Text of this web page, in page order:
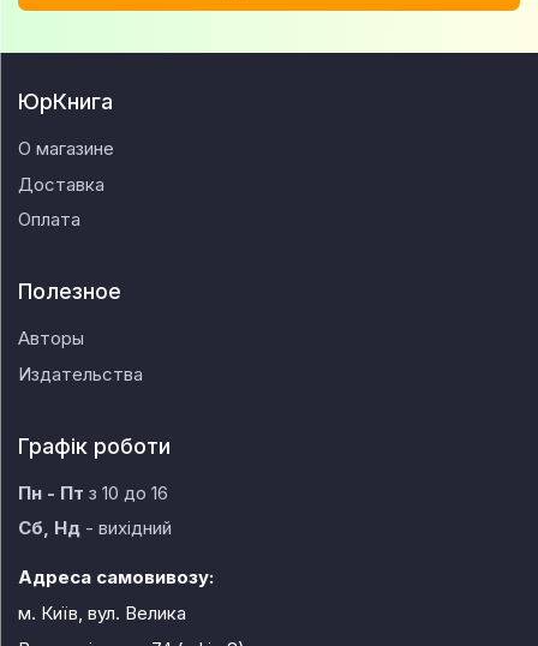
ЮрКнига
О магазине
Доставка
Оплата
Полезное
Авторы
Издательства
Графік роботи
Пн - Пт з 10 до 16
Сб, Нд - вихідний
Адреса самовивозу:
м. Київ, вул. Велика